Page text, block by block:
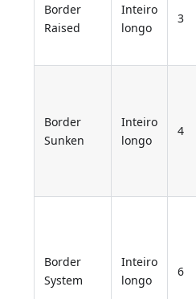
Border
Raised
Inteiro
longo
3
Border
Sunken
Inteiro
longo
4
Border
System
Inteiro
longo
6